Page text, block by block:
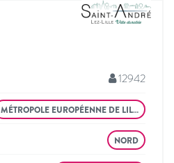
12942
MÉTROPOLE EUROPÉENNE DE LIL…
NORD